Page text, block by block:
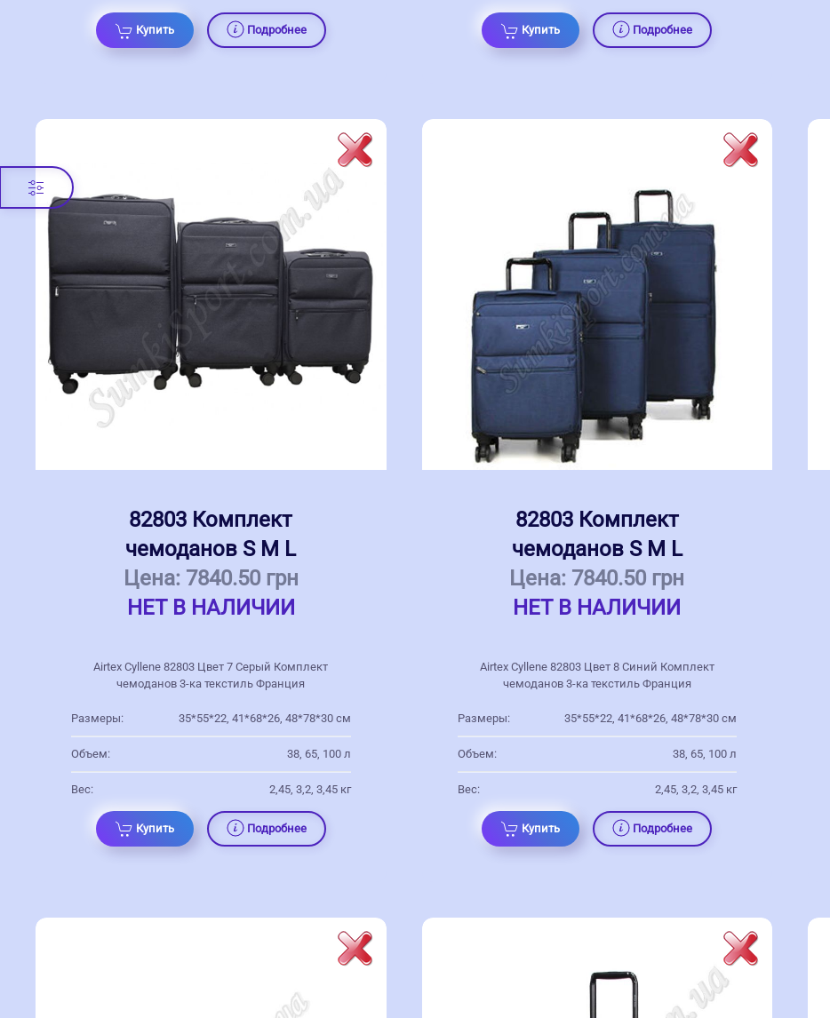
Купить Подробнее Купить Подробнее
82803 Комплект
чемоданов S M L
Цена: 7840.50 грн
НЕТ В НАЛИЧИИ
Airtex Cyllene 82803 Цвет 7 Серый Комплект
чемоданов 3-ка текстиль Франция
Размеры: 35*55*22, 41*68*26, 48*78*30 см
Объем: 38, 65, 100 л
Вес: 2,45, 3,2, 3,45 кг
Купить Подробнее
82803 Комплект
чемоданов S M L
Цена: 7840.50 грн
НЕТ В НАЛИЧИИ
Airtex Cyllene 82803 Цвет 8 Синий Комплект
чемоданов 3-ка текстиль Франция
Размеры: 35*55*22, 41*68*26, 48*78*30 см
Объем: 38, 65, 100 л
Вес: 2,45, 3,2, 3,45 кг
Купить Подробнее